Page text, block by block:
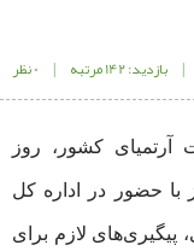
| بازدید: 142 مرتبه | 0 نظر
کشور، روز
با حضور در اداره کل
پیگیری‌های لازم برای